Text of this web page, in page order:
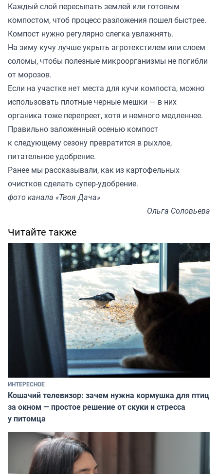
Каждый слой пересыпать землей или готовым
компостом, чтоб процесс разложения пошел быстрее.
Компост нужно регулярно слегка увлажнять.
На зиму кучу лучше укрыть агротекстилем или слоем
соломы, чтобы полезные микроорганизмы не погибли
от морозов.
Если на участке нет места для кучи компоста, можно
использовать плотные черные мешки — в них
органика тоже перепреет, хотя и немного медленнее.
Правильно заложенный осенью компост
к следующему сезону превратится в рыхлое,
питательное удобрение.
Ранее мы рассказывали, как из картофельных
очистков сделать супер-удобрение.
фото канала «Твоя Дача»
Ольга Соловьева
Читайте также
ИНТЕРЕСНОЕ
Кошачий телевизор: зачем нужна кормушка для птиц
за окном — простое решение от скуки и стресса
у питомца